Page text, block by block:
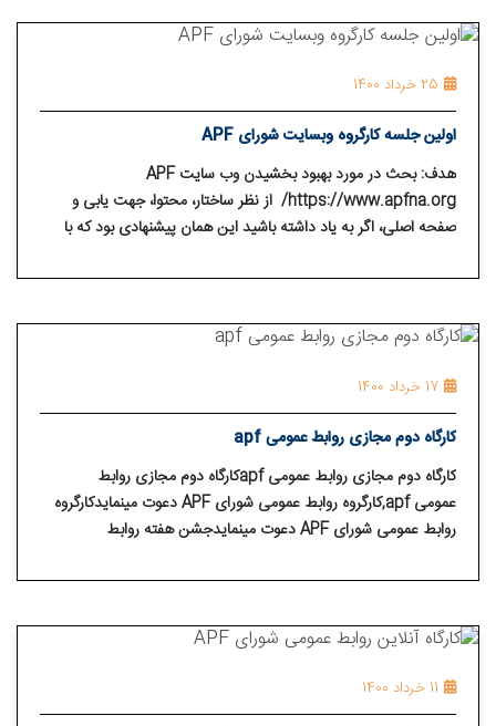
25 خرداد 1400
اولین جلسه کارگروه وبسایت شورای APF
هدف: بحث در مورد بهبود بخشیدن وب سایت APF
https://www.apfna.org/ از نظر ساختار، محتوا، جهت یابی و
صفحه اصلی، اگر به یاد داشته باشید این همان پیشنهادی بود که با
مشارکت همه هستیم، و در صورت امکان لطفاً این دعوت را به
17 خرداد 1400
کارگاه دوم مجازی روابط عمومی apf
کارگاه دوم مجازی روابط عمومی apfکارگاه دوم مجازی روابط
عمومی apf,کارگروه روابط عمومی شورای APF دعوت مینمایدکارگروه
روابط عمومی شورای APF دعوت مینمایدجشن هفته روابط
NA رسیدگی می کنیم؟"همراه با ترجمه همزمان فارسیجمعه 21
11 خرداد 1400